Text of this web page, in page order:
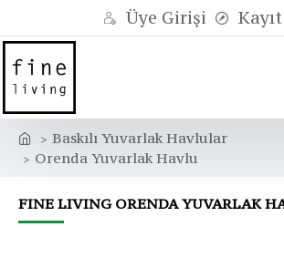
Üye Girişi
Baskılı Yuvarlak Havlular
Orenda Yuvarlak Havlu
FINE LIVING ORENDA YUVARLAK